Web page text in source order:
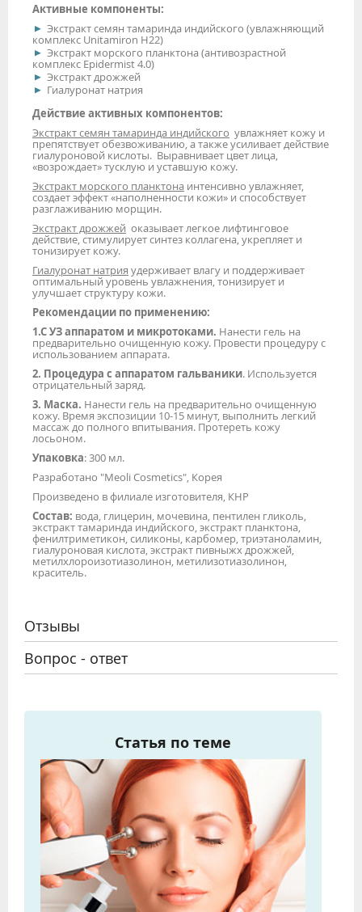
Активные компоненты:
Экстракт семян тамаринда индийского (увлажняющий
комплекс Unitamiron H22)
Экстракт морского планктона (антивозрастной
комплекс Epidermist 4.0)
Экстракт дрожжей
Гиалуронат натрия
Действие активных компонентов:
Экстракт семян тамаринда индийского увлажняет кожу и
препятствует обезвоживанию, а также усиливает действие
гиалуроновой кислоты. Выравнивает цвет лица,
«возрождает» тусклую и уставшую кожу.
Экстракт морского планктона интенсивно увлажняет,
создает эффект «наполненности кожи» и способствует
разглаживанию морщин.
Экстракт дрожжей оказывает легкое лифтинговое
действие, стимулирует синтез коллагена, укрепляет и
тонизирует кожу.
Гиалуронат натрия удерживает влагу и поддерживает
оптимальный уровень увлажнения, тонизирует и
улучшает структуру кожи.
Рекомендации по применению:
1.С УЗ аппаратом и микротоками. Нанести гель на
предварительно очищенную кожу. Провести процедуру с
использованием аппарата.
2. Процедура с аппаратом гальваники. Используется
отрицательный заряд.
3. Маска. Нанести гель на предварительно очищенную
кожу. Время экспозиции 10-15 минут, выполнить легкий
массаж до полного впитывания. Протереть кожу
лосьоном.
Упаковка: 300 мл.
Разработано "Meoli Cosmetics", Корея
Произведено в филиале изготовителя, КНР
Состав: вода, глицерин, мочевина, пентилен гликоль,
экстракт тамаринда индийского, экстракт планктона,
фенилтриметикон, силиконы, карбомер, триэтаноламин,
гиалуроновая кислота, экстракт пивныжх дрожжей,
метилхлороизотиазолинон, метилизотиазолинон,
краситель.
Отзывы
Вопрос - ответ
Статья по теме